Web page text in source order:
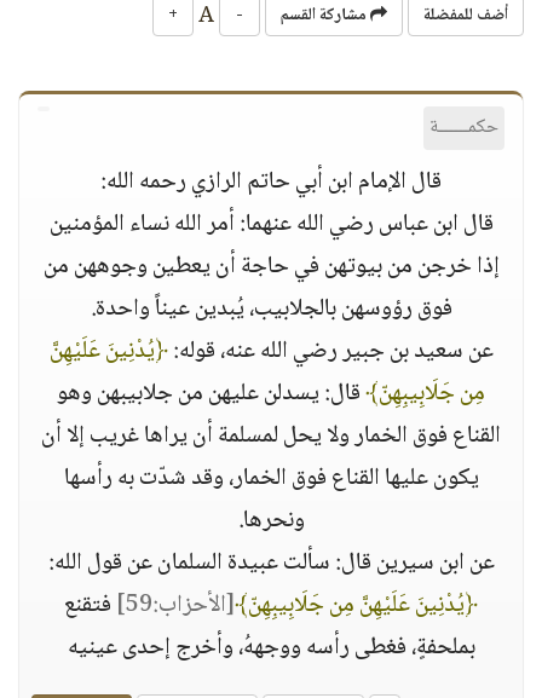
أضف للمفضلة مشاركة القسم -
+
حكمــــــة
قال الإمام ابن أبي حاتم الرازي رحمه الله:
قال ابن عباس رضي الله عنهما: أمر الله نساء المؤمنين
إذا خرجن من بيوتهن في حاجة أن يعطين وجوههن من
فوق رؤوسهن بالجلابيب، يُبدين عيناً واحدة.
عن سعيد بن جبير رضي الله عنه، قوله:﴿يُدْنِينَ عَلَيْهِنَّ
مِن جَلَابِيبِهِنّ﴾قال: يسدلن عليهن من جلابيبهن وهو
القناع فوق الخمار ولا يحل لمسلمة أن يراها غريب إلا أن
يكون عليها القناع فوق الخمار، وقد شدّت به رأسها
ونحرها.
عن ابن سيرين قال: سألت عبيدة السلمان عن قول الله:
﴿يُدْنِينَ عَلَيْهِنَّ مِن جَلَابِيبِهِنّ﴾[الأحزاب:59]
فتقنع
بملحفةٍ، فغطى رأسه ووجههُ، وأخرج إحدى عينيه